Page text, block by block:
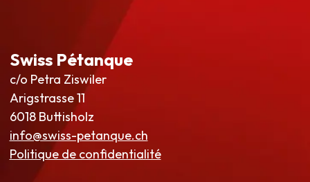
Swiss Pétanque
c/o Petra Ziswiler
Arigstrasse 11
6018 Buttisholz
info@swiss-petanque.ch
Politique de confidentialité